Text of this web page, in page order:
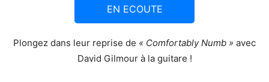
EN ECOUTE
Plongez dans leur reprise de « Comfortably Numb » avec
David Gilmour à la guitare !